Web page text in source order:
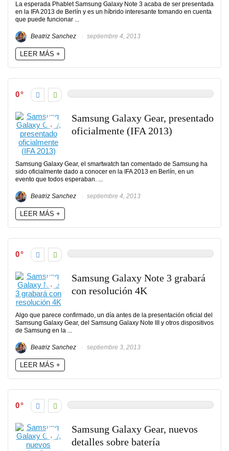
La esperada Phablet Samsung Galaxy Note 3 acaba de ser presentada
en la IFA 2013 de Berlín y es un híbrido interesante tomando en cuenta
que puede funcionar ...
Beatriz Sanchez septiembre 4, 2013
LEER MÁS +
0
Samsung Galaxy Gear, presentado
oficialmente (IFA 2013)
Samsung Galaxy Gear, el smartwatch tan comentado de Samsung ha
sido oficialmente dado a conocer en la IFA 2013 en Berlín, en un
evento que todos esperaban. ...
Beatriz Sanchez septiembre 4, 2013
LEER MÁS +
0
Samsung Galaxy Note 3 grabará
con resolución 4K
Algo que parece confirmado, un día antes de la presentación oficial del
Samsung Galaxy Gear, del Samsung Galaxy Note III y otros dispositivos
de Samsung en la ...
Beatriz Sanchez septiembre 3, 2013
LEER MÁS +
0
Samsung Galaxy Gear, nuevos
detalles sobre batería